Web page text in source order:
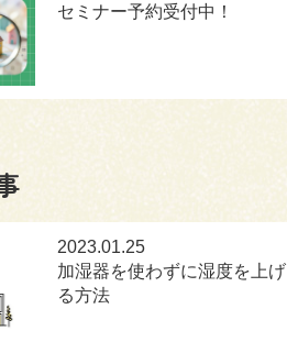
セミナー予約受付中！
2023.01.25
加湿器を使わずに湿度を上げ
る方法